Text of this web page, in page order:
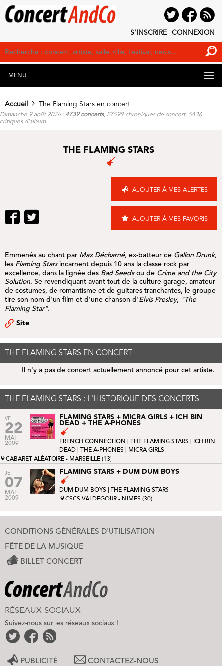
S'INSCRIRE CONNEXION
MENU
Accueil The Flaming Stars en concert
Dimanche 9 août 2026 : 4739 concerts, 27599 chroniques de concert, 5436
critiques d'album.
THE FLAMING STARS
AJOUTER À MES ALERTES
AJOUTER À MES FAVORIS
Emmenés au chant par Max Décharné, ex-batteur de Gallon Drunk,
les Flaming Starsincarnent depuis 10 ans la classe rock par
excellence, dans la lignée des Bad Seedsou de Crime and the City
Solution. Se revendiquant avant tout de la culture garage, amateur
de costumes, de romantisme et de guitares tranchantes, le groupe
tire son nom d'un film et d'une chanson d'Elvis Presley, "The
Flaming Star".
Site
THE FLAMING STARS EN CONCERT
Il n'y a pas de concert actuellement annoncé pour cet artiste.
THE FLAMING STARS : L'HISTORIQUE DES CONCERTS
VE.
22
MAI
2009
FLAMING STARS + MICRA GIRLS + ICH BIN
DEAD + THE A-PHONES
FRENCH CONNECTION | THE FLAMING STARS |
ICH BIN
DEAD
THE A-PHONES
MICRA GIRLS
CABARET ALÉATOIRE - MARSEILLE (13)
JE.
07
MAI
2009
FLAMING STARS + DUM DUM BOYS
DUM DUM BOYS | THE FLAMING STARS
CSCS VALDEGOUR - NIMES (30)
CONDITIONS GÉNÉRALES D'UTILISATION
FÊTE DE LA MUSIQUE
BILLET CONCERT
RÉSEAUX SOCIAUX
Suivez-nous sur les réseaux sociaux !
PUBLICITÉ CONTACTEZ-NOUS